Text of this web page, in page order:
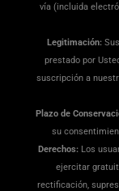
vía (incluida
Legitimación:
prestado por
suscripción a
Plazo de
su
Derechos: Los
ejercitar
rectificación,